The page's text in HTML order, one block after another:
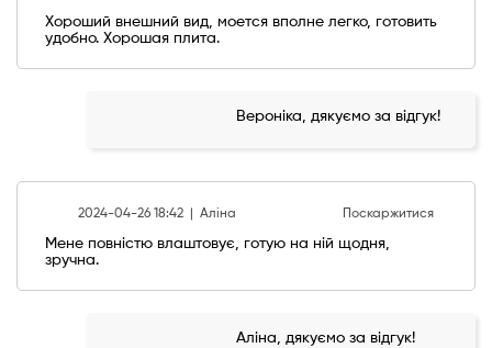
Хороший внешний вид, моется вполне легко, готовить
удобно. Хорошая плита.
Вероніка, дякуємо за відгук!
2024-04-26 18:42 | Аліна Поскаржитися
Мене повністю влаштовує, готую на ній щодня,
зручна.
Аліна, дякуємо за відгук!